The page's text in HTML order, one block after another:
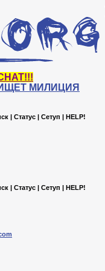
МИЛИЦИЯ
| Статус | Сетуп | HELP!
| Статус | Сетуп | HELP!